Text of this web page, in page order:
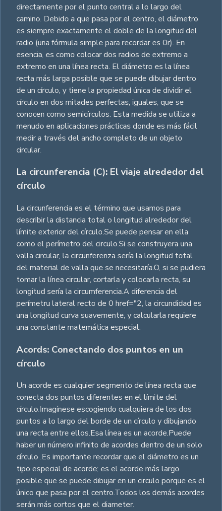
directamente por el punto central a lo largo del
camino. Debido a que pasa por el centro, el diámetro
es siempre exactamente el doble de la longitud del
radio (una fórmula simple para recordar es 0r). En
esencia, es como colocar dos radios de extremo a
extremo en una línea recta. El diámetro es la línea
recta más larga posible que se puede dibujar dentro
de un círculo, y tiene la propiedad única de dividir el
círculo en dos mitades perfectas, iguales, que se
conocen como semicírculos. Esta medida se utiliza a
menudo en aplicaciones prácticas donde es más fácil
medir a través del ancho completo de un objeto
circular.
La circunferencia (C): El viaje alrededor del
círculo
La circunferencia es el término que usamos para
describir la distancia total o longitud alrededor del
límite exterior del círculo.Se puede pensar en ella
como el perímetro del circulo.Si se construyera una
valla circular, la circunferenza sería la longitud total
del material de valla que se necesitaría.O, si se pudiera
tomar la línea circular, cortarla y colocarla recta, su
longitud sería la circumferencia.A diferencia del
perímetru lateral recto de 0 href="2, la circundidad es
una longitud curva suavemente, y calcularla requiere
una constante matemática especial.
Acords: Conectando dos puntos en un
círculo
Un acorde es cualquier segmento de línea recta que
conecta dos puntos diferentes en el límite del
círculo.Imagínese escogiendo cualquiera de los dos
puntos a lo largo del borde de un círculo y dibujando
una recta entre ellos.Esa línea es un acorde.Puede
haber un número infinito de acordes dentro de un solo
círculo .Es importante recordar que el diámetro es un
tipo especial de acorde; es el acorde más largo
posible que se puede dibujar en un circulo porque es el
único que pasa por el centro.Todos los demás acordes
serán más cortos que el diameter.